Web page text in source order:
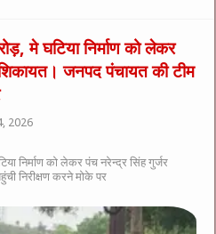
मे घटिया निर्माण को लेकर
जनपद पंचायत की टीम
2026
निर्माण को लेकर पंच नरेन्द्र सिंह गुर्जर
निरीक्षण करने मोके पर